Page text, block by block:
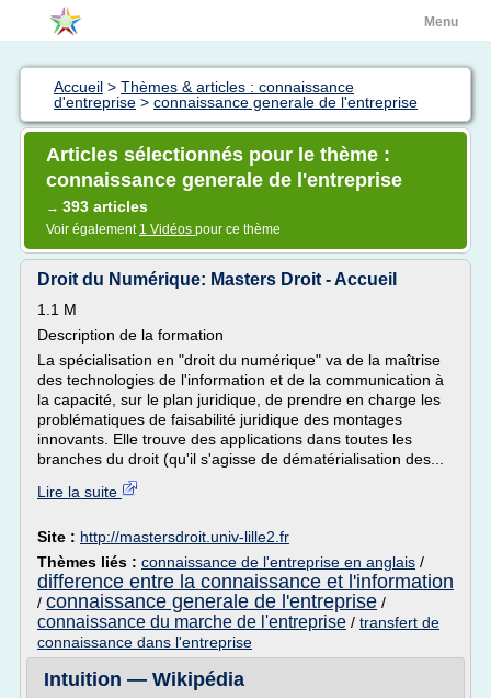
Menu
Accueil > Thèmes & articles : connaissance
d'entreprise > connaissance generale de l'entreprise
Articles sélectionnés pour le thème :
connaissance generale de l'entreprise
→ 393 articles
Voir également 1 Vidéos pour ce thème
Droit du Numérique: Masters Droit - Accueil
1.1 M
Description de la formation
La spécialisation en "droit du numérique" va de la maîtrise
des technologies de l'information et de la communication à
la capacité, sur le plan juridique, de prendre en charge les
problématiques de faisabilité juridique des montages
innovants. Elle trouve des applications dans toutes les
branches du droit (qu'il s'agisse de dématérialisation des...
Lire la suite
Site : http://mastersdroit.univ-lille2.fr
Thèmes liés : connaissance de l'entreprise en anglais /
difference entre la connaissance et l'information
/ connaissance generale de l'entreprise /
connaissance du marche de l'entreprise / transfert de
connaissance dans l'entreprise
Intuition — Wikipédia